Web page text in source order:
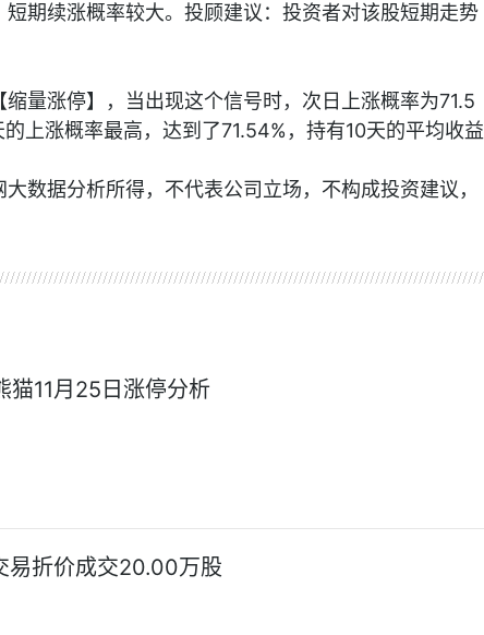
期续涨概率较大。投顾建议：投资者对该股短期走势
量涨停】，当出现这个信号时，次日上涨概率为71.5
上涨概率最高，达到了71.54%，持有10天的平均收益
数据分析所得，不代表公司立场，不构成投资建议，
猫11月25日涨停分析
易折价成交20.00万股